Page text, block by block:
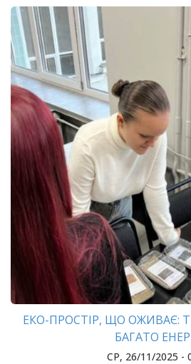
ЕКО-ПРОСТІР, ЩО ОЖИВАЄ:
БАГАТО
СР, 26/11/2025 -